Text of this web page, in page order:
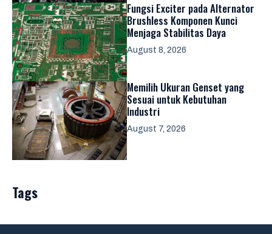
Fungsi Exciter pada Alternator
Brushless Komponen Kunci
Menjaga Stabilitas Daya
August 8, 2026
Memilih Ukuran Genset yang
Sesuai untuk Kebutuhan
Industri
August 7, 2026
Tags